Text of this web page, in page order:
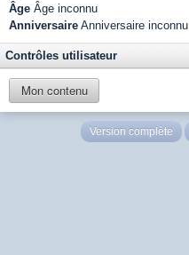
Âge Âge inconnu
Anniversaire Anniversaire inconnu
Contrôles utilisateur
Mon contenu
Version complète